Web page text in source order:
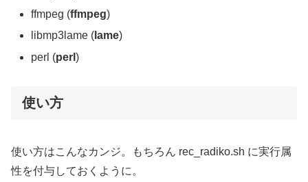
ffmpeg (ffmpeg)
libmp3lame ( lame)
perl (perl)
使い方
使い方はこんなカンジ。もちろん rec_radiko.sh に実行属
性を付与しておくように。